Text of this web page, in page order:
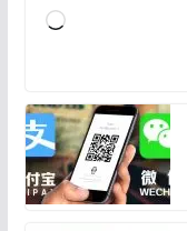
M
u
a
t
.